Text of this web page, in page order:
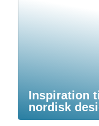
Inspiration
nordisk